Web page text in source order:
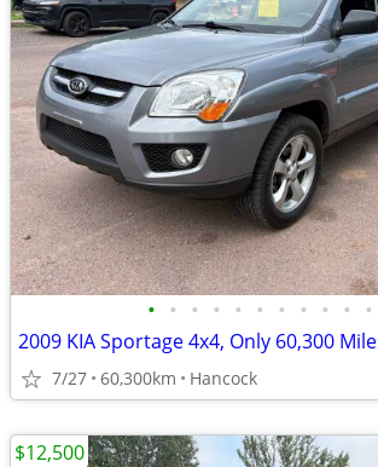
• • • • • • • • • • •
7/27 60,300km Hancock
$12,500